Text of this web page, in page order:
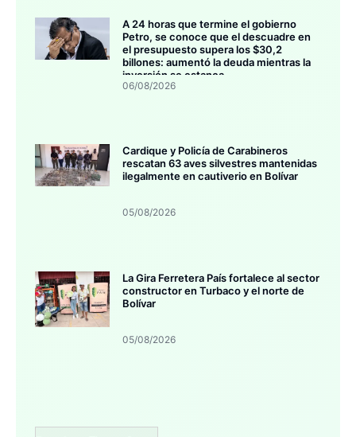
A 24 horas que termine el gobierno
Petro, se conoce que el descuadre en
el presupuesto supera los $30,2
billones: aumentó la deuda mientras la
inversión se estanca
06/08/2026
Cardique y Policía de Carabineros
rescatan 63 aves silvestres mantenidas
ilegalmente en cautiverio en Bolívar
05/08/2026
La Gira Ferretera País fortalece al sector
constructor en Turbaco y el norte de
Bolívar
05/08/2026